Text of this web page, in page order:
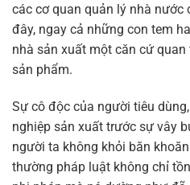
các cơ quan quản lý nhà nước
đây, ngay cả những con tem
nhà sản xuất một căn cứ
sản phẩm.
Sự cô độc của người tiêu
nghiệp sản xuất trước sự vây
người ta không khỏi băn
thường pháp luật không chỉ